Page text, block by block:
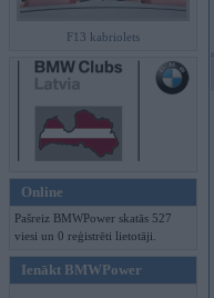
F13 kabriolets
Online
Pašreiz BMWPower skatās 527
viesi un 0 reģistrēti lietotāji.
Ienākt BMWPower